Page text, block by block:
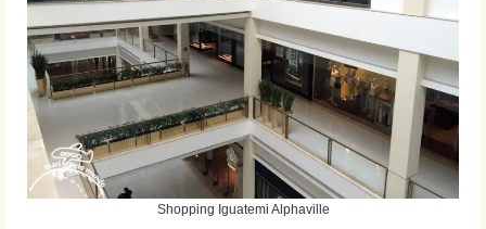
Shopping Iguatemi Alphaville